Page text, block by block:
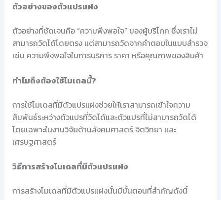
ตัวอย่างของตัวแปรแฝง
ตัวอย่างที่ชัดเจนคือ “ความพึงพอใจ” ของผู้บริโภค ซึ่งเราไม่
สามารถวัดได้โดยตรง แต่สามารถวัดจากคำตอบในแบบสำรวจ
เช่น ความพึงพอใจในการบริการ ราคา หรือคุณภาพของสินค้า
ทำไมถึงต้องใช้โมเดลนี้?
การใช้โมเดลที่มีตัวแปรแฝงช่วยให้เราสามารถเข้าใจความ
สัมพันธ์ระหว่างตัวแปรที่วัดได้และตัวแปรที่ไม่สามารถวัดได้
โดยเฉพาะในงานวิจัยด้านสังคมศาสตร์ จิตวิทยา และ
เศรษฐศาสตร์
วิธีการสร้างโมเดลที่มีตัวแปรแฝง
การสร้างโมเดลที่มีตัวแปรแฝงนั้นมีขั้นตอนที่สำคัญดังนี้